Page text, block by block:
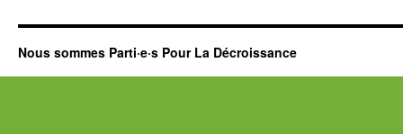
Nous sommes Parti·e·s Pour La Décroissance